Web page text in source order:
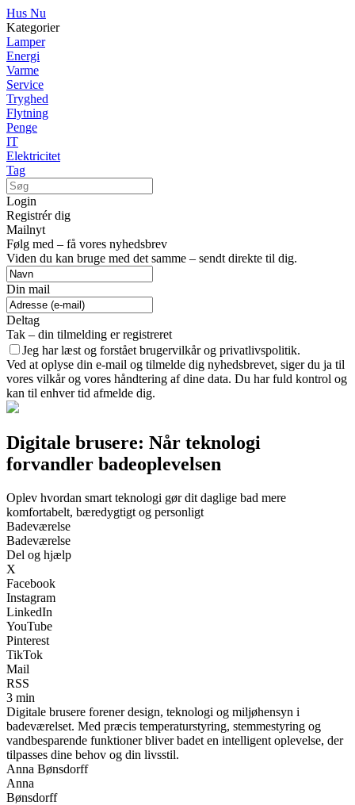
Hus Nu
Kategorier
Lamper
Energi
Varme
Service
Tryghed
Flytning
Penge
IT
Elektricitet
Tag
Login
Registrér dig
Mailnyt
Følg med – få vores nyhedsbrev
Viden du kan bruge med det samme – sendt direkte til dig.
Din mail
Deltag
Tak – din tilmelding er registreret
Jeg har læst og forstået brugervilkår og privatlivspolitik.
Ved at oplyse din e-mail og tilmelde dig nyhedsbrevet, siger du ja til
vores vilkår og vores håndtering af dine data. Du har fuld kontrol og
kan til enhver tid afmelde dig.
Digitale brusere: Når teknologi
forvandler badeoplevelsen
Oplev hvordan smart teknologi gør dit daglige bad mere
komfortabelt, bæredygtigt og personligt
Badeværelse
Badeværelse
Del og hjælp
X
Facebook
Instagram
LinkedIn
YouTube
Pinterest
TikTok
Mail
RSS
3 min
Digitale brusere forener design, teknologi og miljøhensyn i
badeværelset. Med præcis temperaturstyring, stemmestyring og
vandbesparende funktioner bliver badet en intelligent oplevelse, der
tilpasses dine behov og din livsstil.
Anna Bønsdorff
Anna
Bønsdorff